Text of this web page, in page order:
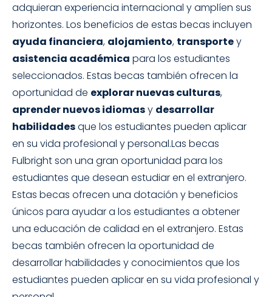
adquieran experiencia internacional y amplíen sus
horizontes. Los beneficios de estas becas incluyen
ayuda financiera, alojamiento, transportey
asistencia académica para los estudiantes
seleccionados. Estas becas también ofrecen la
oportunidad de explorar nuevas culturas,
aprender nuevos idiomasy desarrollar
habilidadesque los estudiantes pueden aplicar
en su vida profesional y personal.Las becas
Fulbright son una gran oportunidad para los
estudiantes que desean estudiar en el extranjero.
Estas becas ofrecen una dotación y beneficios
únicos para ayudar a los estudiantes a obtener
una educación de calidad en el extranjero. Estas
becas también ofrecen la oportunidad de
desarrollar habilidades y conocimientos que los
estudiantes pueden aplicar en su vida profesional y